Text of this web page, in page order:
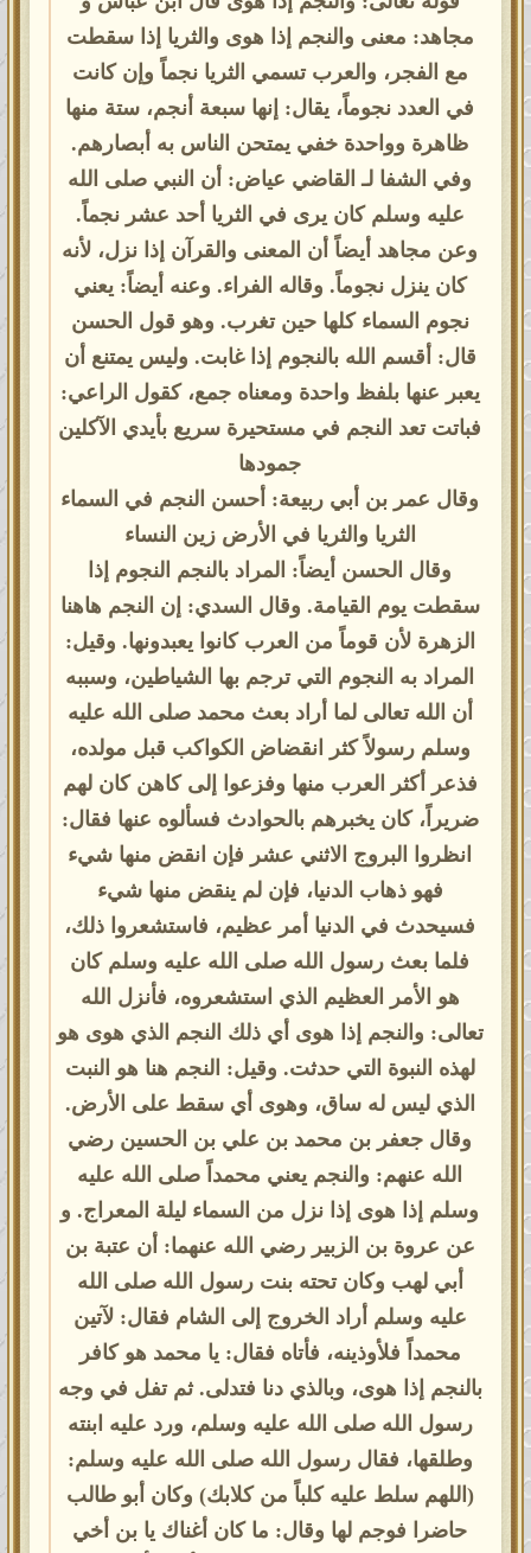
مجاهد: معنى والنجم إذا هوى والثريا إذا سقطت
مع الفجر، والعرب تسمي الثريا نجماً وإن كانت
في العدد نجوماً، يقال: إنها سبعة أنجم، ستة منها
ظاهرة وواحدة خفي يمتحن الناس به أبصارهم.
وفي الشفا لـ القاضي عياض: أن النبي صلى الله
عليه وسلم كان يرى في الثريا أحد عشر نجماً.
وعن مجاهد أيضاً أن المعنى والقرآن إذا نزل، لأنه
كان ينزل نجوماً. وقاله الفراء. وعنه أيضاً: يعني
نجوم السماء كلها حين تغرب. وهو قول الحسن
قال: أقسم الله بالنجوم إذا غابت. وليس يمتنع أن
يعبر عنها بلفظ واحدة ومعناه جمع، كقول الراعي:
فباتت تعد النجم في مستحيرة سريع بأيدي الآكلين
جمودها
وقال عمر بن أبي ربيعة: أحسن النجم في السماء
الثريا والثريا في الأرض زين النساء
وقال الحسن أيضاً: المراد بالنجم النجوم إذا
سقطت يوم القيامة. وقال السدي: إن النجم هاهنا
الزهرة لأن قوماً من العرب كانوا يعبدونها. وقيل:
المراد به النجوم التي ترجم بها الشياطين، وسببه
أن الله تعالى لما أراد بعث محمد صلى الله عليه
وسلم رسولاً كثر انقضاض الكواكب قبل مولده،
فذعر أكثر العرب منها وفزعوا إلى كاهن كان لهم
ضريراً، كان يخبرهم بالحوادث فسألوه عنها فقال:
انظروا البروج الاثني عشر فإن انقض منها شيء
فهو ذهاب الدنيا، فإن لم ينقض منها شيء
فسيحدث في الدنيا أمر عظيم، فاستشعروا ذلك،
فلما بعث رسول الله صلى الله عليه وسلم كان
هو الأمر العظيم الذي استشعروه، فأنزل الله
تعالى: والنجم إذا هوى أي ذلك النجم الذي هوى هو
لهذه النبوة التي حدثت. وقيل: النجم هنا هو النبت
الذي ليس له ساق، وهوى أي سقط على الأرض.
وقال جعفر بن محمد بن علي بن الحسين رضي
الله عنهم: والنجم يعني محمداً صلى الله عليه
وسلم إذا هوى إذا نزل من السماء ليلة المعراج. و
عن عروة بن الزبير رضي الله عنهما: أن عتبة بن
أبي لهب وكان تحته بنت رسول الله صلى الله
عليه وسلم أراد الخروج إلى الشام فقال: لآتين
محمداً فلأوذينه، فأتاه فقال: يا محمد هو كافر
بالنجم إذا هوى، وبالذي دنا فتدلى. ثم تفل في وجه
رسول الله صلى الله عليه وسلم، ورد عليه ابنته
وطلقها، فقال رسول الله صلى الله عليه وسلم:
(اللهم سلط عليه كلباً من كلابك) وكان أبو طالب
حاضرا فوجم لها وقال: ما كان أغناك يا بن أخي